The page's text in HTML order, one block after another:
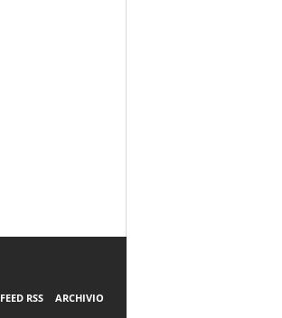
FEED RSS ARCHIVIO